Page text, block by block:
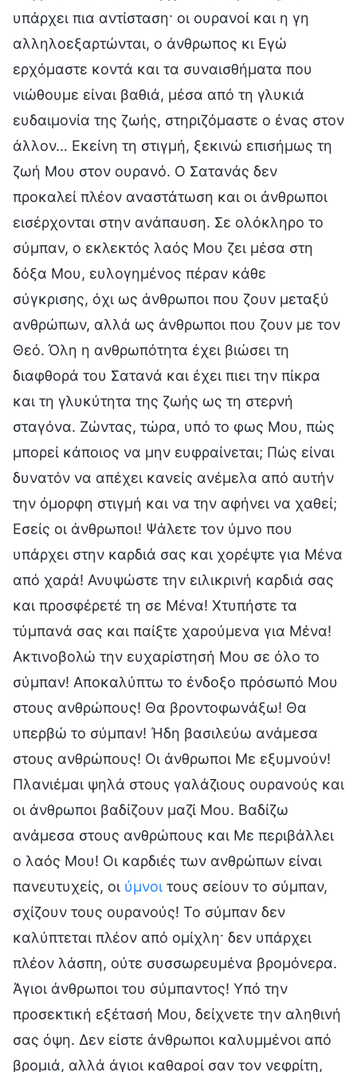
υπάρχει πια αντίσταση· οι ουρανοί και η γη
αλληλοεξαρτώνται, ο άνθρωπος κι Εγώ
ερχόμαστε κοντά και τα συναισθήματα που
νιώθουμε είναι βαθιά, μέσα από τη γλυκιά
ευδαιμονία της ζωής, στηριζόμαστε ο ένας στον
άλλον… Εκείνη τη στιγμή, ξεκινώ επισήμως τη
ζωή Μου στον ουρανό. Ο Σατανάς δεν
προκαλεί πλέον αναστάτωση και οι άνθρωποι
εισέρχονται στην ανάπαυση. Σε ολόκληρο το
σύμπαν, ο εκλεκτός λαός Μου ζει μέσα στη
δόξα Μου, ευλογημένος πέραν κάθε
σύγκρισης, όχι ως άνθρωποι που ζουν μεταξύ
ανθρώπων, αλλά ως άνθρωποι που ζουν με τον
Θεό. Όλη η ανθρωπότητα έχει βιώσει τη
διαφθορά του Σατανά και έχει πιει την πίκρα
και τη γλυκύτητα της ζωής ως τη στερνή
σταγόνα. Ζώντας, τώρα, υπό το φως Μου, πώς
μπορεί κάποιος να μην ευφραίνεται; Πώς είναι
δυνατόν να απέχει κανείς ανέμελα από αυτήν
την όμορφη στιγμή και να την αφήνει να χαθεί;
Εσείς οι άνθρωποι! Ψάλετε τον ύμνο που
υπάρχει στην καρδιά σας και χορέψτε για Μένα
από χαρά! Ανυψώστε την ειλικρινή καρδιά σας
και προσφέρετέ τη σε Μένα! Χτυπήστε τα
τύμπανά σας και παίξτε χαρούμενα για Μένα!
Ακτινοβολώ την ευχαρίστησή Μου σε όλο το
σύμπαν! Αποκαλύπτω το ένδοξο πρόσωπό Μου
στους ανθρώπους! Θα βροντοφωνάξω! Θα
υπερβώ το σύμπαν! Ήδη βασιλεύω ανάμεσα
στους ανθρώπους! Οι άνθρωποι Με εξυμνούν!
Πλανιέμαι ψηλά στους γαλάζιους ουρανούς και
οι άνθρωποι βαδίζουν μαζί Μου. Βαδίζω
ανάμεσα στους ανθρώπους και Με περιβάλλει
ο λαός Μου! Οι καρδιές των ανθρώπων είναι
πανευτυχείς, οι ύμνοι τους σείουν το σύμπαν,
σχίζουν τους ουρανούς! Το σύμπαν δεν
καλύπτεται πλέον από ομίχλη· δεν υπάρχει
πλέον λάσπη, ούτε συσσωρευμένα βρομόνερα.
Άγιοι άνθρωποι του σύμπαντος! Υπό την
προσεκτική εξέτασή Μου, δείχνετε την αληθινή
σας όψη. Δεν είστε άνθρωποι καλυμμένοι από
βρομιά, αλλά άγιοι καθαροί σαν τον νεφρίτη,